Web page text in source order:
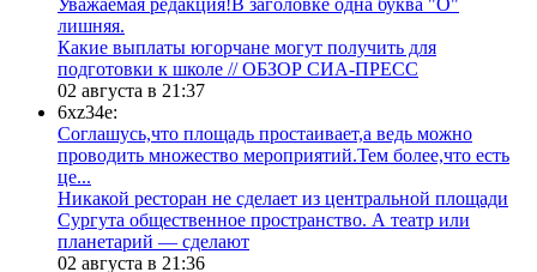
лишняя.
Какие выплаты югорчане могут получить для
подготовки к школе // ОБЗОР СИА-ПРЕСС
02 августа в 21:37
6xz34e:
Соглашусь,что площадь простаивает,а ведь можно
проводить множество мероприятий.Тем более,что есть
це...
​Никакой ресторан не сделает из центральной площади
Сургута общественное пространство. А театр или
планетарий — сделают
02 августа в 21:36